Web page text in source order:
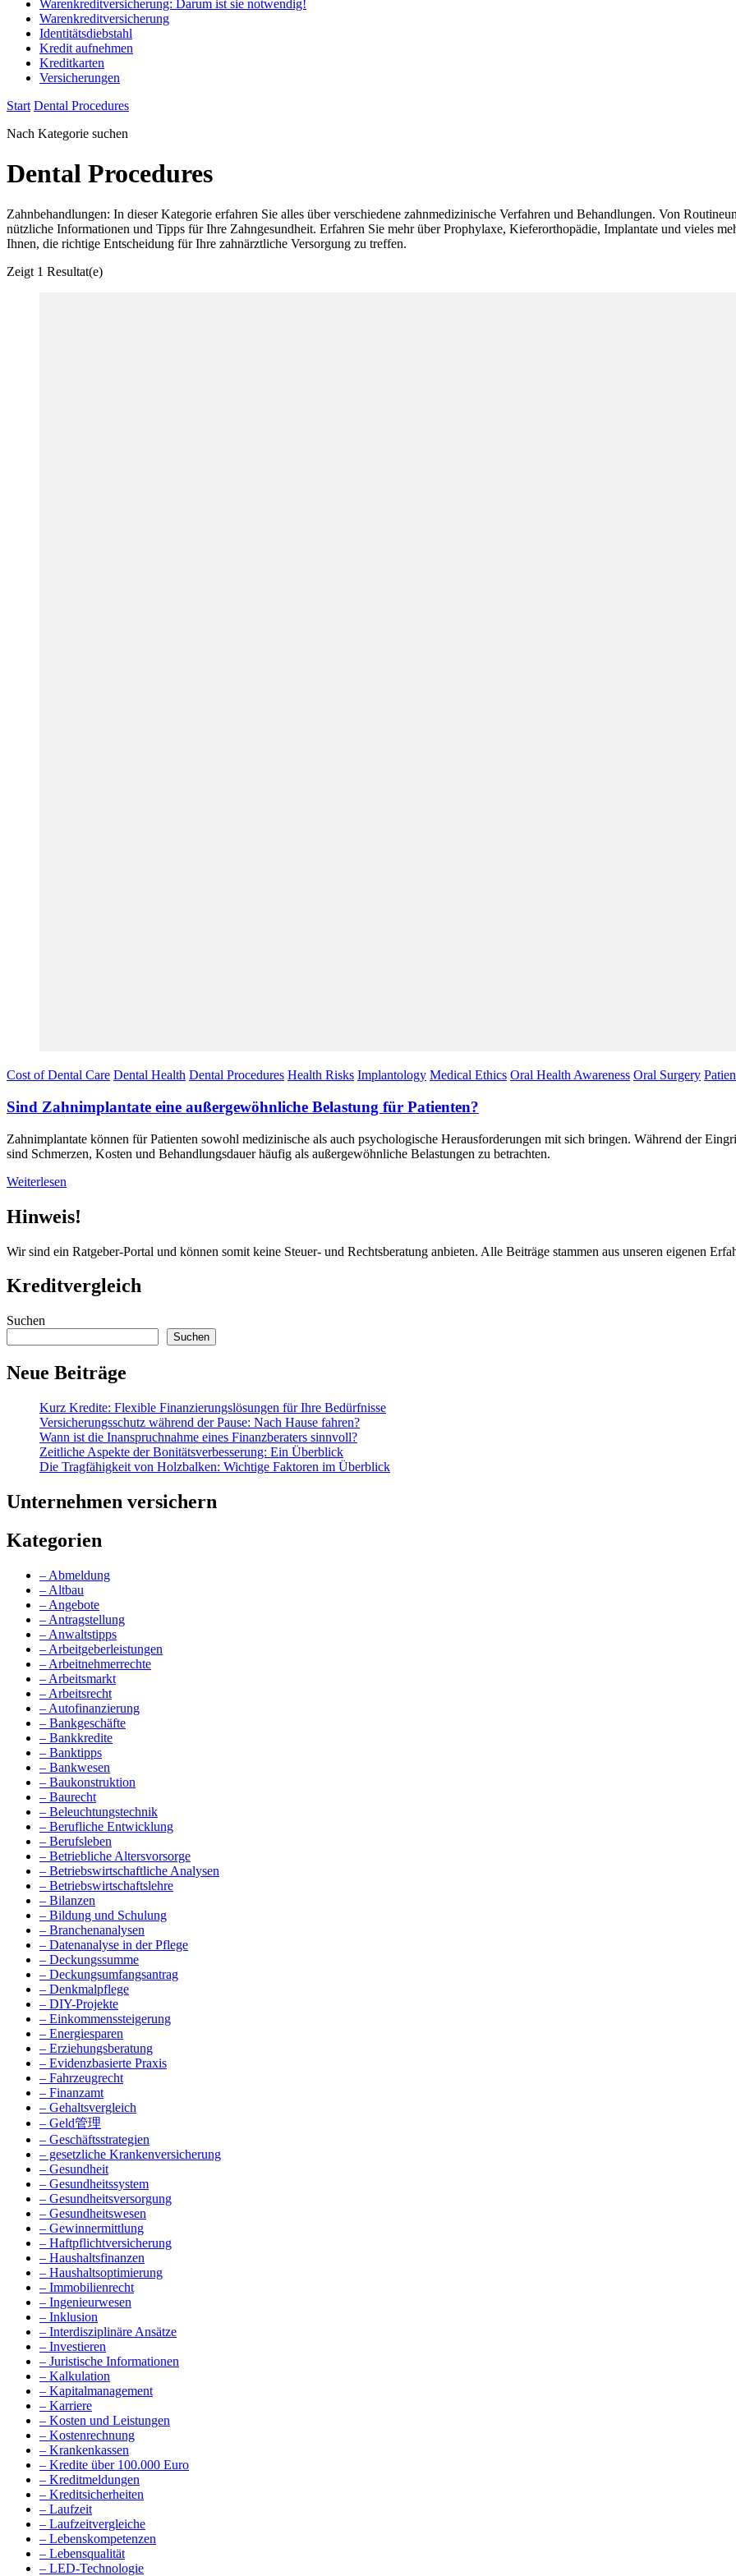
Warenkreditversicherung: Darum ist sie notwendig!
Warenkreditversicherung
Identitätsdiebstahl
Kredit aufnehmen
Kreditkarten
Versicherungen
Start Dental Procedures
Nach Kategorie suchen
Dental Procedures
Zahnbehandlungen: In dieser Kategorie erfahren Sie alles über verschiedene zahnmedizinische Verfahren und Behandlungen. Von
nützliche Informationen und Tipps für Ihre Zahngesundheit. Erfahren Sie mehr über Prophylaxe, Kieferorthopädie, Implantate und vieles
Ihnen, die richtige Entscheidung für Ihre zahnärztliche Versorgung zu treffen.
Zeigt 1 Resultat(e)
Cost of Dental Care Dental Health Dental Procedures Health Risks Implantology Medical Ethics Oral Health Awareness Oral Surgery
Sind Zahnimplantate eine außergewöhnliche Belastung für Patienten?
Zahnimplantate können für Patienten sowohl medizinische als auch psychologische Herausforderungen mit sich bringen. Während der
sind Schmerzen, Kosten und Behandlungsdauer häufig als außergewöhnliche Belastungen zu betrachten.
Weiterlesen
Hinweis!
Wir sind ein Ratgeber-Portal und können somit keine Steuer- und Rechtsberatung anbieten. Alle Beiträge stammen aus unseren eigenen
Kreditvergleich
Suchen
Suchen
Neue Beiträge
Kurz Kredite: Flexible Finanzierungslösungen für Ihre Bedürfnisse
Versicherungsschutz während der Pause: Nach Hause fahren?
Wann ist die Inanspruchnahme eines Finanzberaters sinnvoll?
Zeitliche Aspekte der Bonitätsverbesserung: Ein Überblick
Die Tragfähigkeit von Holzbalken: Wichtige Faktoren im Überblick
Unternehmen versichern
Kategorien
– Abmeldung
– Altbau
– Angebote
– Antragstellung
– Anwaltstipps
– Arbeitgeberleistungen
– Arbeitnehmerrechte
– Arbeitsmarkt
– Arbeitsrecht
– Autofinanzierung
– Bankgeschäfte
– Bankkredite
– Banktipps
– Bankwesen
– Baukonstruktion
– Baurecht
– Beleuchtungstechnik
– Berufliche Entwicklung
– Berufsleben
– Betriebliche Altersvorsorge
– Betriebswirtschaftliche Analysen
– Betriebswirtschaftslehre
– Bilanzen
– Bildung und Schulung
– Branchenanalysen
– Datenanalyse in der Pflege
– Deckungssumme
– Deckungsumfangsantrag
– Denkmalpflege
– DIY-Projekte
– Einkommenssteigerung
– Energiesparen
– Erziehungsberatung
– Evidenzbasierte Praxis
– Fahrzeugrecht
– Finanzamt
– Gehaltsvergleich
– Geld管理
– Geschäftsstrategien
– gesetzliche Krankenversicherung
– Gesundheit
– Gesundheitssystem
– Gesundheitsversorgung
– Gesundheitswesen
– Gewinnermittlung
– Haftpflichtversicherung
– Haushaltsfinanzen
– Haushaltsoptimierung
– Immobilienrecht
– Ingenieurwesen
– Inklusion
– Interdisziplinäre Ansätze
– Investieren
– Juristische Informationen
– Kalkulation
– Kapitalmanagement
– Karriere
– Kosten und Leistungen
– Kostenrechnung
– Krankenkassen
– Kredite über 100.000 Euro
– Kreditmeldungen
– Kreditsicherheiten
– Laufzeit
– Laufzeitvergleiche
– Lebenskompetenzen
– Lebensqualität
– LED-Technologie